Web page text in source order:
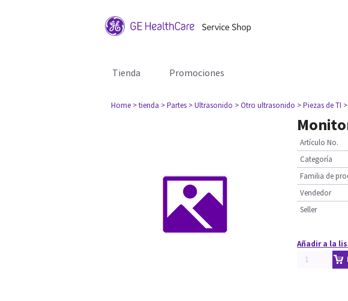
Tienda Promociones
Home > tienda > Partes > Ultrasonido > Otro ultrasonido > Piezas de TI
Artículo No.
Categoría
Familia de
Vendedor
Seller
Añadir a la